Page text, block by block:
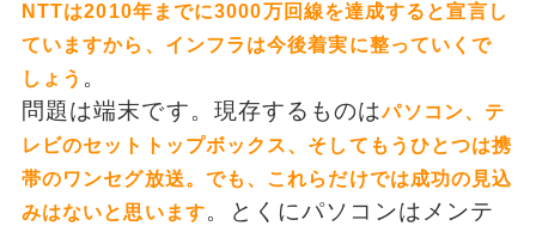
NTTは2010年までに3000万回線を達成すると宣言し
ていますから、インフラは今後着実に整っていくで
しょう 。
問題は端末です。現存するものはパソコン、テ
レビのセットトップボックス、そしてもうひとつは携
帯のワンセグ放送。でも、これらだけでは成功の見込
みはないと思います。とくにパソコンはメンテ